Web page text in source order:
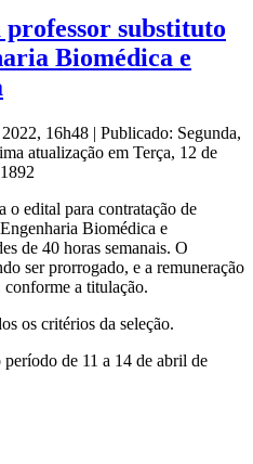
substituto
Biomédica e
16h48 | Publicado: Segunda,
atualização em Terça, 12 de
edital para contratação de
Biomédica e
de 40 horas semanais. O
ser prorrogado, e a remuneração
a titulação.
os critérios da seleção.
de 11 a 14 de abril de